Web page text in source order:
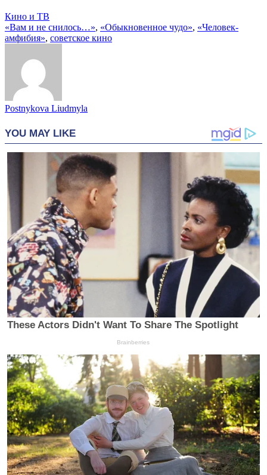
Кино и ТВ
«Вам и не снилось…», «Обыкновенное чудо», «Человек-
амфибия», советское кино
Postnykova Liudmyla